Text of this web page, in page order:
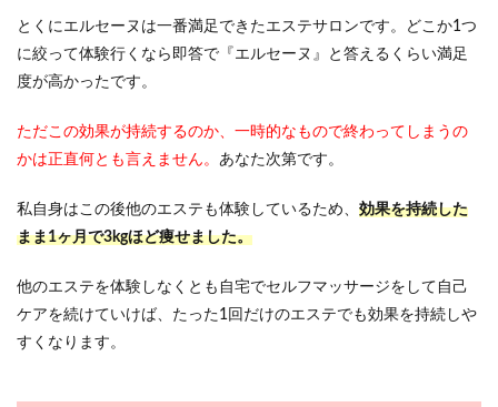
とくにエルセーヌは一番満足できたエステサロンです。どこか1つ
に絞って体験行くなら即答で『エルセーヌ』と答えるくらい満足
度が高かったです。
ただこの効果が持続するのか、一時的なもので終わってしまうの
かは正直何とも言えません。 あなた次第です。
私自身はこの後他のエステも体験しているため、 効果を持続した
まま1ヶ月で3kgほど痩せました。
他のエステを体験しなくとも自宅でセルフマッサージをして自己
ケアを続けていけば、たった1回だけのエステでも効果を持続しや
すくなります。